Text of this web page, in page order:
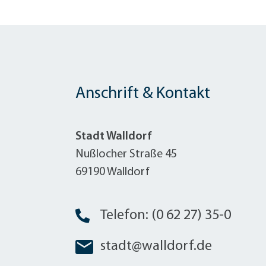
Anschrift & Kontakt
Stadt Walldorf
Nußlocher Straße 45
69190 Walldorf
Telefon: (0 62 27) 35-0
stadt@walldorf.de